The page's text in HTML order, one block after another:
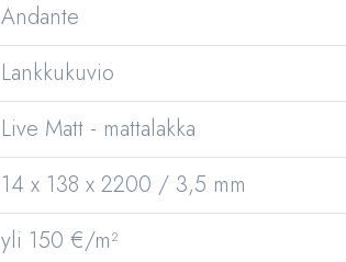
Andante
Lankkukuvio
Live Matt - mattalakka
14 x 138 x 2200 / 3,5 mm
yli 150 €/m²